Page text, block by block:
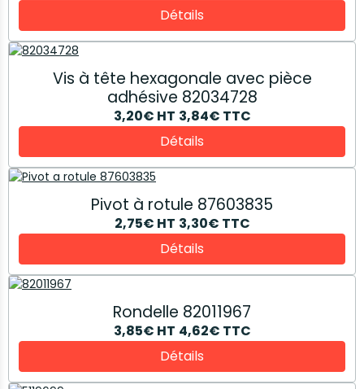
Détails
Vis à tête hexagonale avec pièce
adhésive 82034728
3,20€ HT 3,84€ TTC
Détails
Pivot à rotule 87603835
2,75€ HT 3,30€ TTC
Détails
Rondelle 82011967
3,85€ HT 4,62€ TTC
Détails